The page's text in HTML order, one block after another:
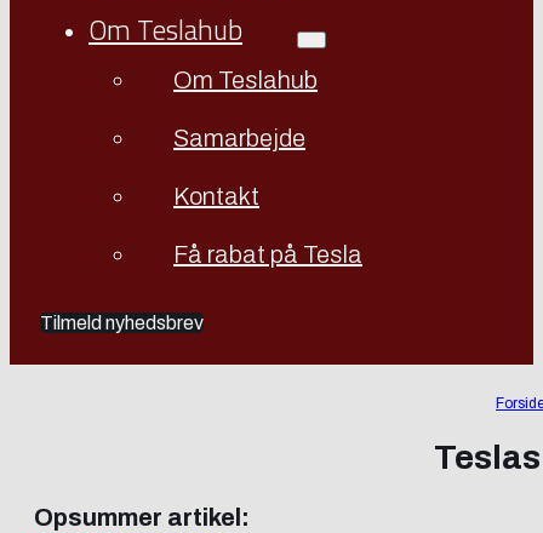
Om Teslahub
Om Teslahub
Samarbejde
Kontakt
Få rabat på Tesla
Tilmeld nyhedsbrev
Opsummer artikel: